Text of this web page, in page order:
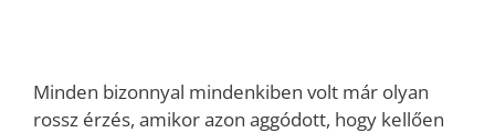
Minden bizonnyal mindenkiben volt már olyan
rossz érzés, amikor azon aggódott, hogy kellően